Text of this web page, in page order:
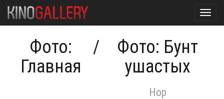
Фото:
Главная
/
Фото: Бунт
ушастых
Hop